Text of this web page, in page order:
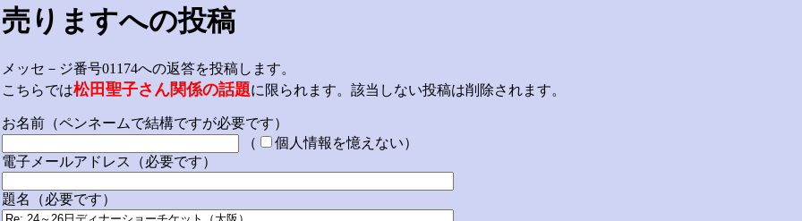
売りますへの投稿
メッセ－ジ番号01174への返答を投稿します。
こちらでは松田聖子さん関係の話題に限られます。該当しない投稿は削除されます。
お名前（ペンネームで結構ですが必要です）
（
個人情報を憶えない）
電子メールアドレス（必要です）
題名（必要です）